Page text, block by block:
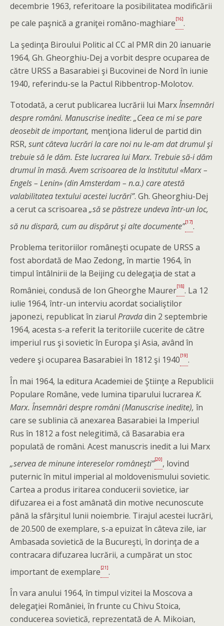
decembrie 1963, referitoare la posibilitatea modificării
pe cale paşnică a graniţei româno-maghiare[16].
La şedinţa Biroului Politic al CC al PMR din 20 ianuarie
1964, Gh. Gheorghiu-Dej a vorbit despre ocuparea de
către URSS a Basarabiei şi Bucovinei de Nord în iunie
1940, referindu-se la Pactul Ribbentrop-Molotov.
Totodată, a cerut publicarea lucrării lui MarxÎnsemnări
despre români. Manuscrise inedite: „Ceea ce mi se pare
deosebit de important, menţiona liderul de partid din
RSR, sunt câteva lucrări la care noi nu le-am dat drumul şi
trebuie să le dăm. Este lucrarea lui Marx. Trebuie să-i dăm
drumul în masă. Avem scrisoarea de la Institutul «Marx –
Engels – Lenin» (din Amsterdam – n.a.) care atestă
valabilitatea textului acestei lucrări”. Gh. Gheorghiu-Dej
a cerut ca scrisoarea „să se păstreze undeva într-un loc,
să nu dispară, cum au dispărut şi alte documente”[17].
Problema teritoriilor româneşti ocupate de URSS a
fost abordată de Mao Zedong, în martie 1964, în
timpul întâlnirii de la Beijing cu delegaţia de stat a
României, condusă de Ion Gheorghe Maurer[18]. La 12
iulie 1964, într-un interviu acordat socialiştilor
japonezi, republicat în ziarul Pravdadin 2 septembrie
1964, acesta s-a referit la teritoriile cucerite de către
imperiul rus şi sovietic în Europa şi Asia, având în
vedere şi ocuparea Basarabiei în 1812 şi 1940[19].
În mai 1964, la editura Academiei de Ştiinţe a Republicii
Populare Române, vede lumina tiparului lucrarea K.
Marx. Însemnări despre români (Manuscrise inedite), în
care se sublinia că anexarea Basarabiei la Imperiul
Rus în 1812 a fost nelegitimă, că Basarabia era
populată de români. Acest manuscris inedit a lui Marx
„servea de minune intereselor româneşti”[20], lovind
puternic în mitul imperial al moldovenismului sovietic.
Cartea a produs iritarea conducerii sovietice, iar
difuzarea ei a fost amânată din motive necunoscute
până la sfârşitul lunii noiembrie. Tirajul acestei lucrări,
de 20.500 de exemplare, s-a epuizat în câteva zile, iar
Ambasada sovietică de la Bucureşti, în dorinţa de a
contracara difuzarea lucrării, a cumpărat un stoc
important de exemplare[21].
În vara anului 1964, în timpul vizitei la Moscova a
delegaţiei României, în frunte cu Chivu Stoica,
conducerea sovietică, reprezentată de A. Mikoian,